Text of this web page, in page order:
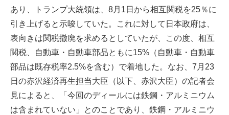
あり、トランプ大統領は、8月1日から相互関税を25％に
引き上げると示唆していた。これに対して日本政府は、
表向きは関税撤廃を求めるとしていたが、この度、相互
関税、自動車・自動車部品ともに15%（自動車・自動車
部品は既存税率2.5%を含む）で着地した。なお、7月23
日の赤沢経済再生担当大臣（以下、赤沢大臣）の記者会
見によると、「今回のディールには鉄鋼・アルミニウム
は含まれていない」とのことであり、鉄鋼・アルミニウ